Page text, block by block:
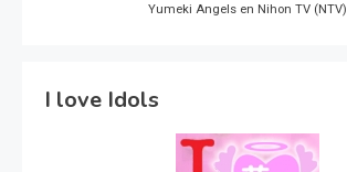
Yumeki Angels en Nihon TV (NTV)
I love Idols